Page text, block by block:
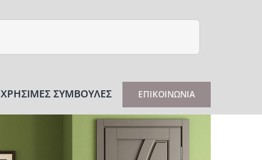
ΧΡΉΣΙΜΕΣ ΣΥΜΒΟΥΛΈΣ ΕΠΙΚΟΙΝΩΝΊΑ